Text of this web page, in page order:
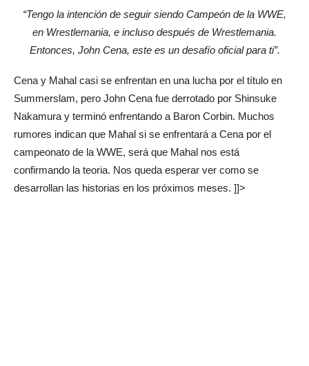
“Tengo la intención de seguir siendo Campeón de la WWE,
en Wrestlemania, e incluso después de Wrestlemania.
Entonces, John Cena, este es un desafío oficial para ti”.
Cena y Mahal casi se enfrentan en una lucha por el título en
Summerslam, pero John Cena fue derrotado por Shinsuke
Nakamura y terminó enfrentando a Baron Corbin. Muchos
rumores indican que Mahal si se enfrentará a Cena por el
campeonato de la WWE, será que Mahal nos está
confirmando la teoria. Nos queda esperar ver como se
desarrollan las historias en los próximos meses. ]]>